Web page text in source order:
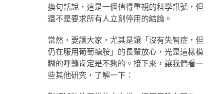
換句話說，這是一個值得重視的科學訊號，但
還不是要求所有人立刻停用的結論。
當然，要讓大家，尤其是讓「沒有失智症，但
仍在服用葡萄糖胺」的長輩放心，光是這樣模
糊的呼籲肯定是不夠的。接下來，讓我們看一
些其他研究，了解一下：